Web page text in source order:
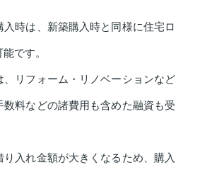
時は、新築購入時と同様に住宅ロ
です。
、リフォーム・リノベーションなど
数料などの諸費用も含めた融資も受
り入れ金額が大きくなるため、購入